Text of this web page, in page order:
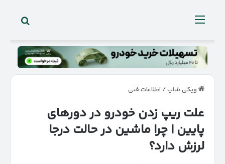
منو
ویکی شاپ/ اطلاعات فنی
علت ریپ زدن خودرو در دورهای
پایین | چرا ماشین در حالت درجا
لرزش دارد؟